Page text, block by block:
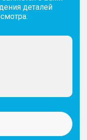
деталей